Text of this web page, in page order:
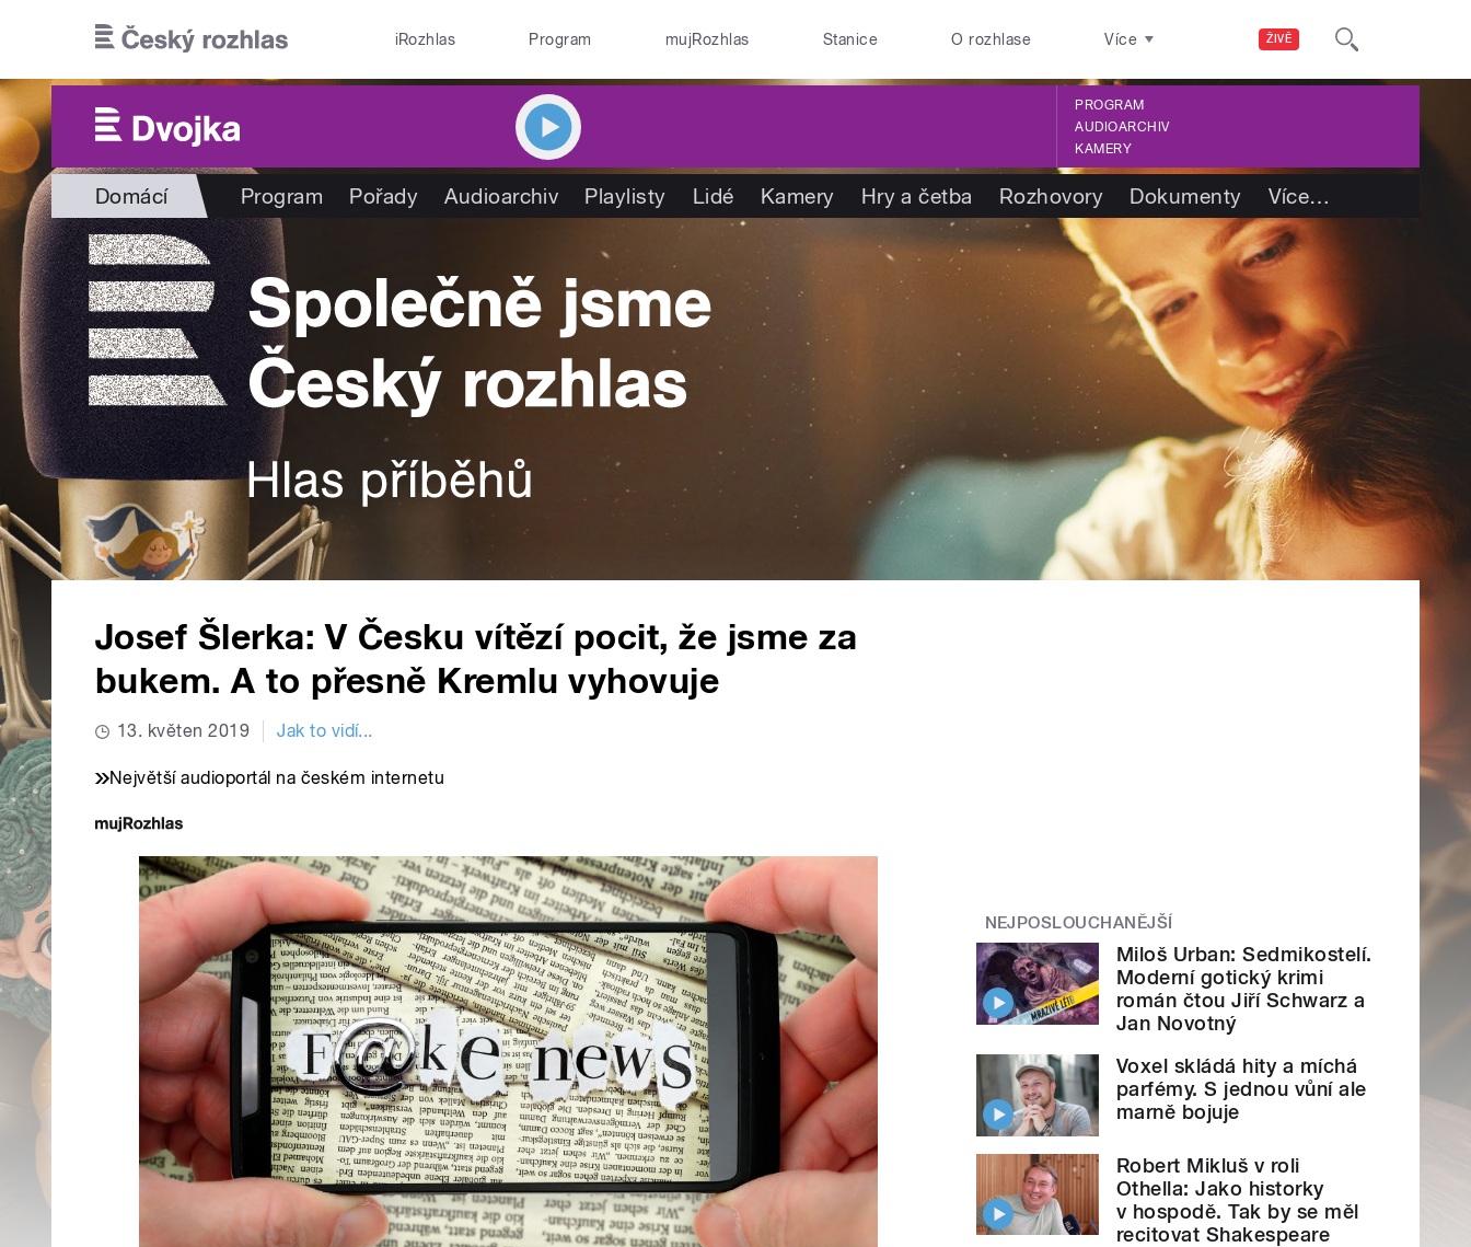
ŽIVĚ
iRozhlas Program mujRozhlas Stanice O rozhlase Více
PROGRAM
AUDIOARCHIV
KAMERY
Domácí Program Pořady Audioarchiv Playlisty Lidé Kamery Hry a četba Rozhovory Dokumenty Více…
Josef Šlerka: V Česku vítězí pocit, že jsme za
bukem. A to přesně Kremlu vyhovuje
13. květen 2019 Jak to vidí...
Největší audioportál na českém internetu
NEJPOSLOUCHANĚJŠÍ
Miloš Urban: Sedmikostelí.
Moderní gotický krimi
román čtou Jiří Schwarz a
Jan Novotný
Voxel skládá hity a míchá
parfémy. S jednou vůní ale
marně bojuje
Robert Mikluš v roli
Othella: Jako historky
v hospodě. Tak by se měl
recitovat Shakespeare